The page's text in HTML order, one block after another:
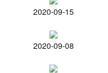
2020-09-15
2020-09-08